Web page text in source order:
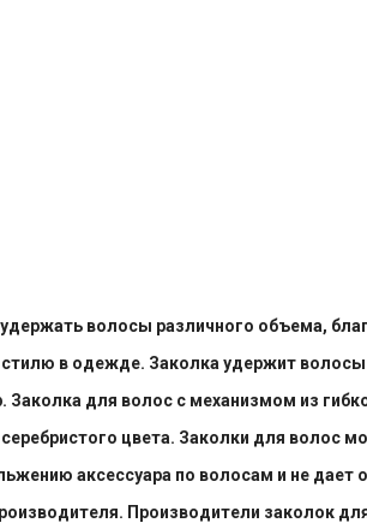
волосы различного объема,
в одежде. Заколка удержит волосы
для волос с механизмом из
цвета. Заколки для волос
аксессуара по волосам и не
Производители заколок